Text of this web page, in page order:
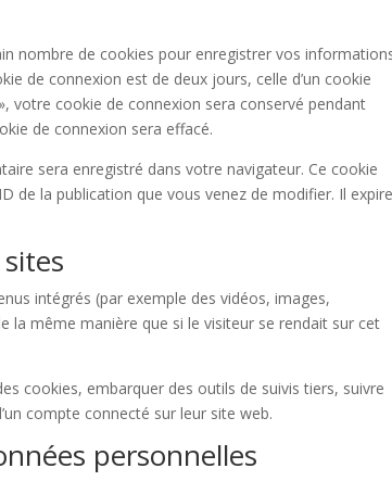
nombre de cookies pour enregistrer vos
de connexion est de deux jours, celle d’un cookie
votre cookie de connexion sera conservé pendant
de connexion sera effacé.
sera enregistré dans votre navigateur. Ce cookie
de la publication que vous venez de modifier. Il expire
intégrés (par exemple des vidéos, images,
la même manière que si le visiteur se rendait sur cet
cookies, embarquer des outils de suivis tiers, suivre
compte connecté sur leur site web.
personnelles